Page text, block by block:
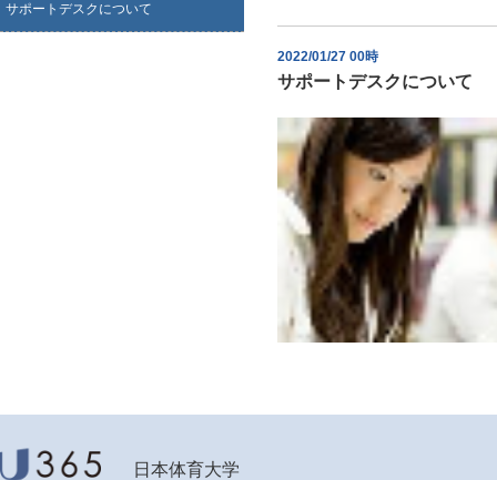
サポートデスクについて
2022/01/27 00時
サポートデスクについて
日本体育大学